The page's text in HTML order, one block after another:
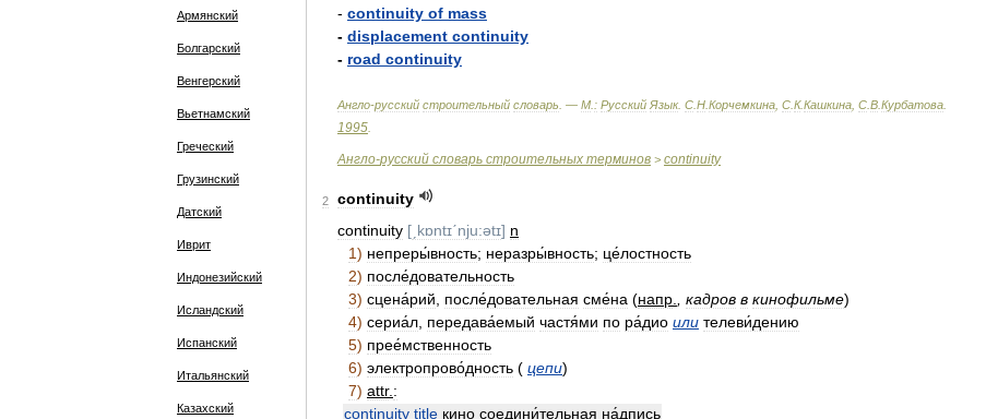
Армянский
Болгарский
Венгерский
Вьетнамский
Греческий
Грузинский
Датский
Иврит
Индонезийский
Исландский
Испанский
Итальянский
Казахский
- continuity of mass
- displacement continuity
- road continuity
Англо-русский строительный словарь . — М : Русский Язык. С Н Корчемкина С К.Кашкина С В Курбатова
1995
Англо-русский словарь строительных терминов > continuity
2
continuity
continuity [ ˏkɒntɪˊnju:ətɪ] n
1) непреры́вность; неразры́вность; це́лостность
2) после́довательность
3) сцена́рий после́довательная сме́на (напр кадров в кинофильме)
4) сериа́л передава́емый частя́ми по ра́дио или телеви́дению
5) прее́мственность
6) электропрово́дность ( цепи)
7) attr. :
continuity title кино соедини́тельная на́дпись